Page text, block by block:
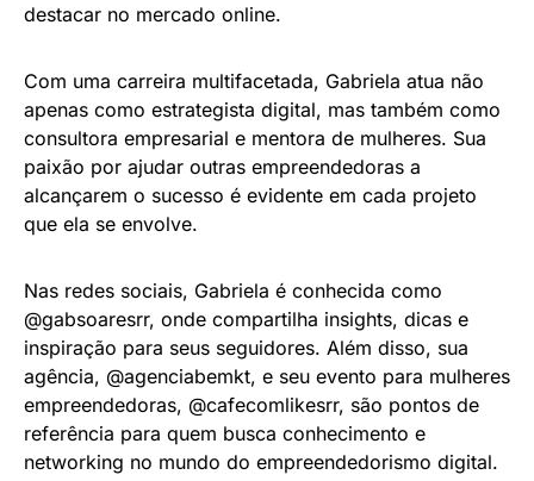
destacar no mercado online.
Com uma carreira multifacetada, Gabriela atua não
apenas como estrategista digital, mas também como
consultora empresarial e mentora de mulheres. Sua
paixão por ajudar outras empreendedoras a
alcançarem o sucesso é evidente em cada projeto
que ela se envolve.
Nas redes sociais, Gabriela é conhecida como
@gabsoaresrr, onde compartilha insights, dicas e
inspiração para seus seguidores. Além disso, sua
agência, @agenciabemkt, e seu evento para mulheres
empreendedoras, @cafecomlikesrr, são pontos de
referência para quem busca conhecimento e
networking no mundo do empreendedorismo digital.